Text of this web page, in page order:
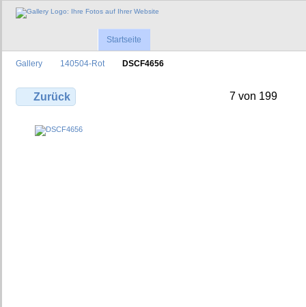
Startseite
Gallery 140504-Rot DSCF4656
Zurück 7 von 199